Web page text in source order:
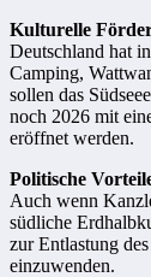
Kulturelle
Deutschland hat
Camping,
sollen das
noch 2026 mit
eröffnet werden.
Politische
Auch wenn
südliche
zur Entlastung
einzuwenden.